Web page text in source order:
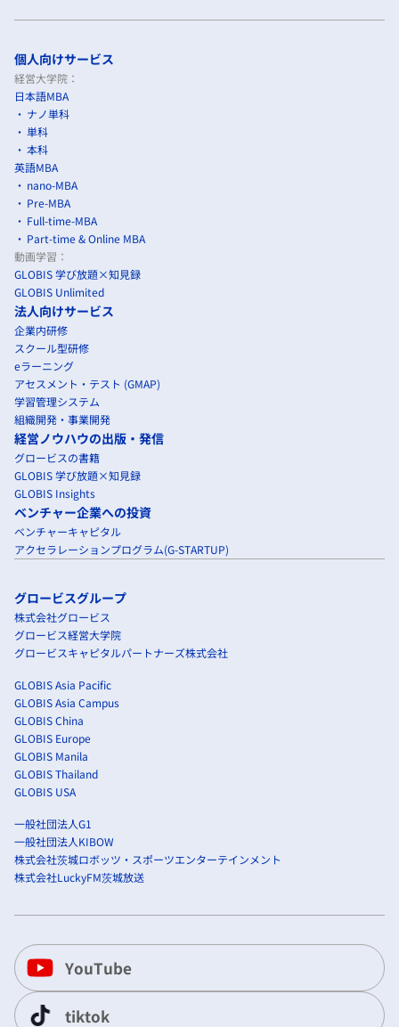
個人向けサービス
経営大学院：
日本語MBA
ナノ単科
単科
本科
英語MBA
nano-MBA
Pre-MBA
Full-time-MBA
Part-time & Online MBA
動画学習：
GLOBIS 学び放題×知見録
GLOBIS Unlimited
法人向けサービス
企業内研修
スクール型研修
eラーニング
アセスメント・テスト (GMAP)
学習管理システム
組織開発・事業開発
経営ノウハウの出版・発信
グロービスの書籍
GLOBIS 学び放題×知見録
GLOBIS Insights
ベンチャー企業への投資
ベンチャーキャピタル
アクセラレーションプログラム(G-STARTUP)
グロービスグループ
株式会社グロービス
グロービス経営大学院
グロービスキャピタルパートナーズ株式会社
GLOBIS Asia Pacific
GLOBIS Asia Campus
GLOBIS China
GLOBIS Europe
GLOBIS Manila
GLOBIS Thailand
GLOBIS USA
一般社団法人G1
一般社団法人KIBOW
株式会社茨城ロボッツ・スポーツエンターテインメント
株式会社LuckyFM茨城放送
YouTube
tiktok